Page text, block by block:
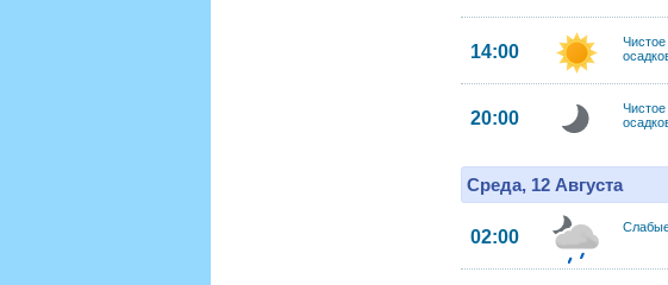
14:00
Чистое
20:00
Чистое
Среда, 12 Августа
02:00